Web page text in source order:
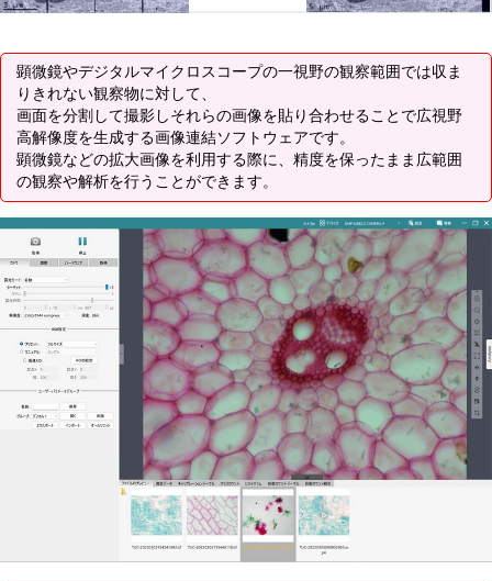
顕微鏡やデジタルマイクロスコープの一視野の観察範囲では収ま
りきれない観察物に対して、
画面を分割して撮影しそれらの画像を貼り合わせることで広視野
高解像度を生成する画像連結ソフトウェアです。
顕微鏡などの拡大画像を利用する際に、精度を保ったまま広範囲
の観察や解析を行うことができます。